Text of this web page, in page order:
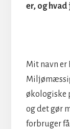
er, og
Mit navn er
økologiske
og det gør
forbruger